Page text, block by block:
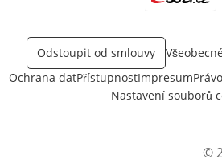
Odstoupit od smlouvy
Ochrana datPřístupnostImpresum
Nastavení souborů
©